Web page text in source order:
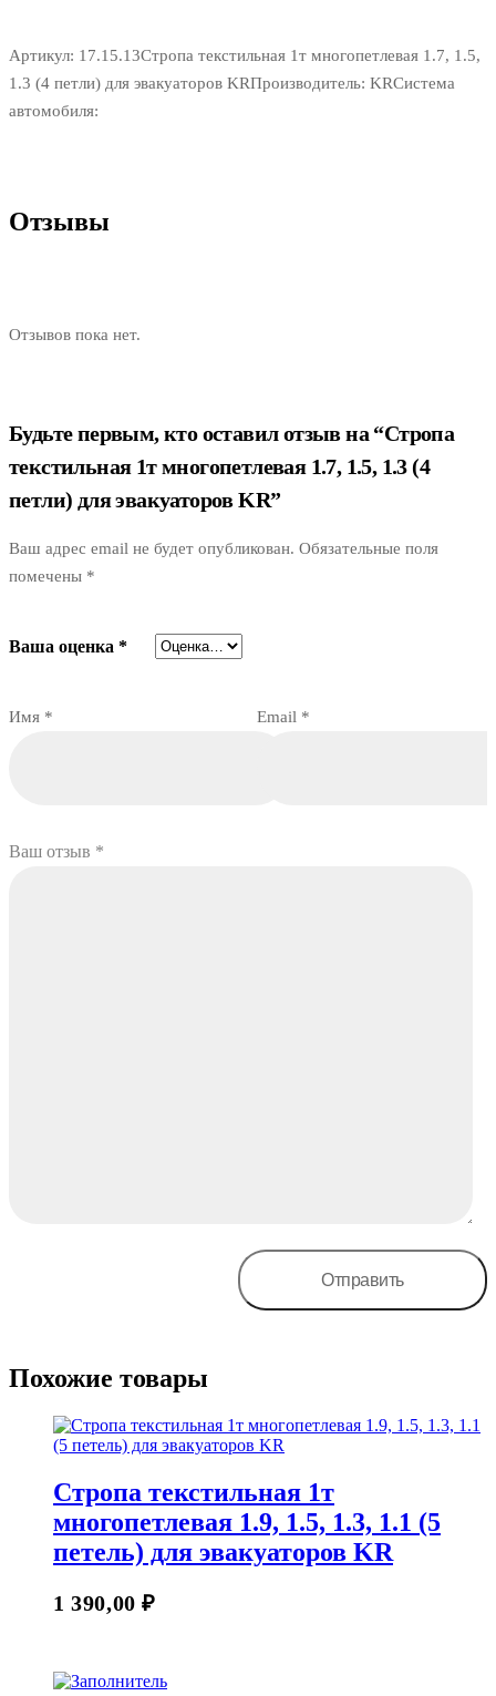
Артикул: 17.15.13Стропа текстильная 1т многопетлевая 1.7, 1.5,
1.3 (4 петли) для эвакуаторов KRПроизводитель: KRСистема
автомобиля:
Отзывы
Отзывов пока нет.
Будьте первым, кто оставил отзыв на “Стропа
текстильная 1т многопетлевая 1.7, 1.5, 1.3 (4
петли) для эвакуаторов KR”
Ваш адрес email не будет опубликован. Обязательные поля
помечены *
Имя * Email *
Ваша оценка *
Ваш отзыв *
Похожие товары
Стропа текстильная 1т
многопетлевая 1.9, 1.5, 1.3, 1.1 (5
петель) для эвакуаторов KR
1 390,00₽